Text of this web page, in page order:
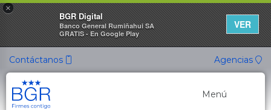
×
BGR Digital
Banco General Rumiñahui SA
GRATIS - En Google Play
VER
Contáctanos Agencias
Menú